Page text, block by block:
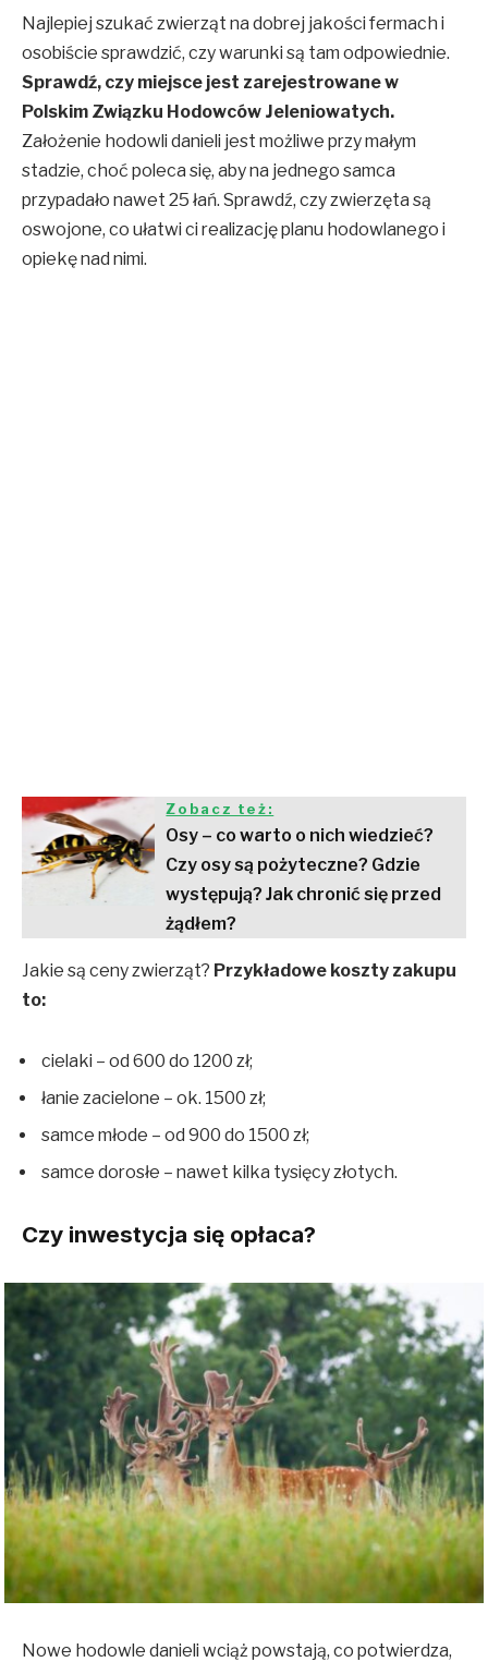
Najlepiej szukać zwierząt na dobrej jakości fermach i
osobiście sprawdzić, czy warunki są tam odpowiednie.
Sprawdź, czy miejsce jest zarejestrowane w
Polskim Związku Hodowców Jeleniowatych.
Założenie hodowli danieli jest możliwe przy małym
stadzie, choć poleca się, aby na jednego samca
przypadało nawet 25 łań. Sprawdź, czy zwierzęta są
oswojone, co ułatwi ci realizację planu hodowlanego i
opiekę nad nimi.
Zobacz też:
Osy – co warto o nich wiedzieć?
Czy osy są pożyteczne? Gdzie
występują? Jak chronić się przed
żądłem?
Jakie są ceny zwierząt? Przykładowe koszty zakupu
to:
cielaki – od 600 do 1200 zł;
łanie zacielone – ok. 1500 zł;
samce młode – od 900 do 1500 zł;
samce dorosłe – nawet kilka tysięcy złotych.
Czy inwestycja się opłaca?
Nowe hodowle danieli wciąż powstają, co potwierdza,